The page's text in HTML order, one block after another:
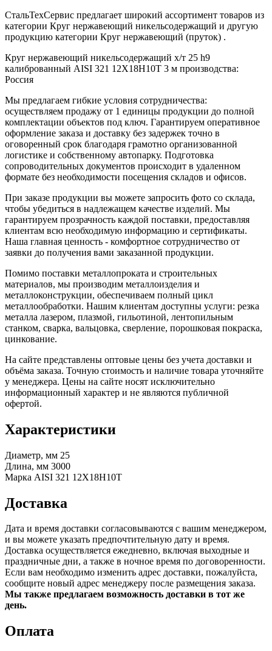
СтальТехСервис предлагает широкий ассортимент товаров из
категории Круг нержавеющий никельсодержащий и другую
продукцию категории Круг нержавеющий (пруток) .
Круг нержавеющий никельсодержащий х/т 25 h9
калиброванный AISI 321 12Х18Н10Т 3 м производства:
Россия
Мы предлагаем гибкие условия сотрудничества:
осуществляем продажу от 1 единицы продукции до полной
комплектации объектов под ключ. Гарантируем оперативное
оформление заказа и доставку без задержек точно в
оговоренный срок благодаря грамотно организованной
логистике и собственному автопарку. Подготовка
сопроводительных документов происходит в удаленном
формате без необходимости посещения складов и офисов.
При заказе продукции вы можете запросить фото со склада,
чтобы убедиться в надлежащем качестве изделий. Мы
гарантируем прозрачность каждой поставки, предоставляя
клиентам всю необходимую информацию и сертификаты.
Наша главная ценность - комфортное сотрудничество от
заявки до получения вами заказанной продукции.
Помимо поставки металлопроката и строительных
материалов, мы производим металлоизделия и
металлоконструкции, обеспечиваем полный цикл
металлообработки. Нашим клиентам доступны услуги: резка
металла лазером, плазмой, гильотиной, лентопильным
станком, сварка, вальцовка, сверление, порошковая покраска,
цинкование.
На сайте представлены оптовые цены без учета доставки и
объёма заказа. Точную стоимость и наличие товара уточняйте
у менеджера. Цены на сайте носят исключительно
информационный характер и не являются публичной
офертой.
Характеристики
Диаметр, мм 25
Длина, мм 3000
Марка AISI 321 12Х18Н10Т
Доставка
Дата и время доставки согласовываются с вашим менеджером,
и вы можете указать предпочтительную дату и время.
Доставка осуществляется ежедневно, включая выходные и
праздничные дни, а также в ночное время по договоренности.
Если вам необходимо изменить адрес доставки, пожалуйста,
сообщите новый адрес менеджеру после размещения заказа.
Мы также предлагаем возможность доставки в тот же
день.
Оплата